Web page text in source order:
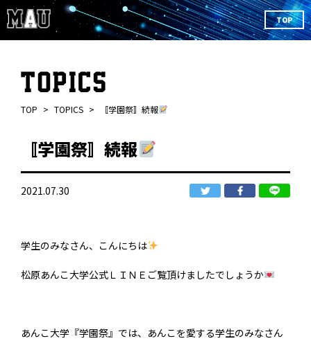
TOP
TOP TOPICS 〚学園祭〛続報
〚学園祭〛続報
2021.07.30
学生のみなさん、こんにちは
松原あんこ大学公式ＬＩＮＥご覧頂けましたでしょうか
あんこ大学『学園祭』では、あんこを愛する学生のみなさん